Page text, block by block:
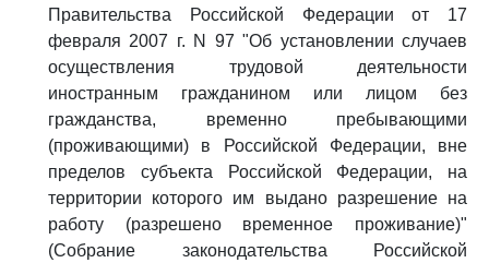
Правительства Российской Федерации от 17
февраля 2007 г. N 97 "Об установлении случаев
осуществления трудовой деятельности
иностранным гражданином или лицом без
гражданства, временно пребывающими
(проживающими) в Российской Федерации, вне
пределов субъекта Российской Федерации, на
территории которого им выдано разрешение на
работу (разрешено временное проживание)"
(Собрание законодательства Российской